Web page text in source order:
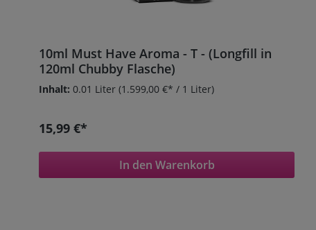
10ml Must Have Aroma - T - (Longfill in
120ml Chubby Flasche)
Inhalt: 0.01 Liter (1.599,00 €* / 1 Liter)
15,99 €*
In den Warenkorb